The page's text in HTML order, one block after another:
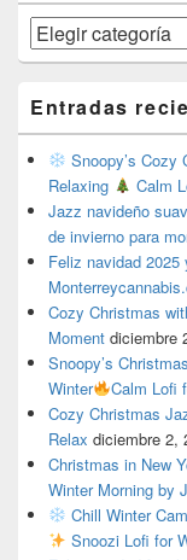
Categorías
Entradas
Snoopy’s Cozy
Relaxing
Calm
Jazz navideño
de invierno para
Feliz navidad 2025
Cozy Christmas
Moment diciembre
Snoopy’s
Winter
Calm Lofi
Cozy Christmas
Relax diciembre 2,
Christmas in New
Winter Morning by
Chill Winter
Snoozi Lofi for